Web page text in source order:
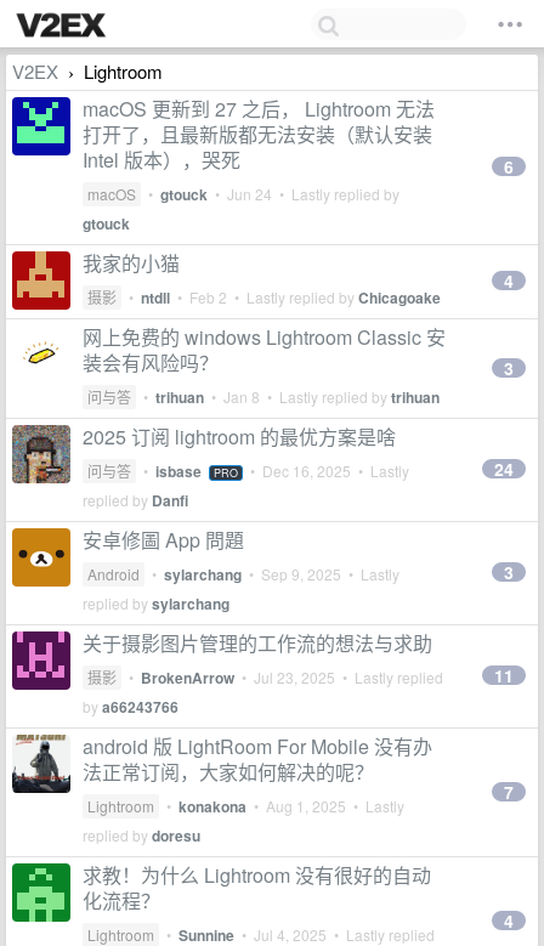
V2EX › Lightroom
macOS 更新到 27 之后， Lightroom 无法
打开了，且最新版都无法安装（默认安装
Intel 版本），哭死
macOS • gtouck • Jun 24 • Lastly replied by
gtouck
6
我家的小猫
摄影 • ntdll • Feb 2 • Lastly replied byChicagoake
4
网上免费的 windows Lightroom Classic 安
装会有风险吗？
问与答 • trihuan • Jan 8 • Lastly replied bytrihuan
3
2025 订阅 lightroom 的最优方案是啥
问与答 • isbase PRO • Dec 16, 2025 • Lastly
replied by Danfi
24
安卓修圖 App 問題
Android • sylarchang • Sep 9, 2025 • Lastly
replied bysylarchang
3
关于摄影图片管理的工作流的想法与求助
摄影 • BrokenArrow • Jul 23, 2025 • Lastly replied
bya66243766
11
android 版 LightRoom For Mobile 没有办
法正常订阅，大家如何解决的呢？
Lightroom • konakona • Aug 1, 2025 • Lastly
replied bydoresu
7
求教！为什么 Lightroom 没有很好的自动
化流程？
Lightroom • Sunnine • Jul 4, 2025 • Lastly replied
4